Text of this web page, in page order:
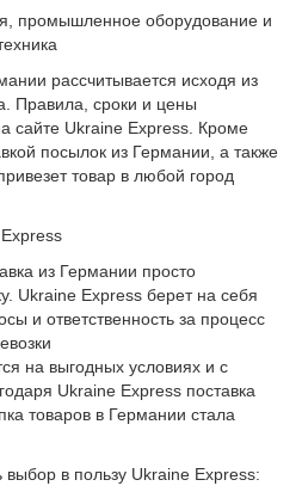
промышленное оборудование и
рассчитывается исходя из
Правила, сроки и цены
сайте Ukraine Express. Кроме
посылок из Германии, а также
товар в любой город
из Германии просто
Ukraine Express берет на себя
и ответственность за процесс
на выгодных условиях и с
Ukraine Express поставка
товаров в Германии стала
в пользу Ukraine Express: